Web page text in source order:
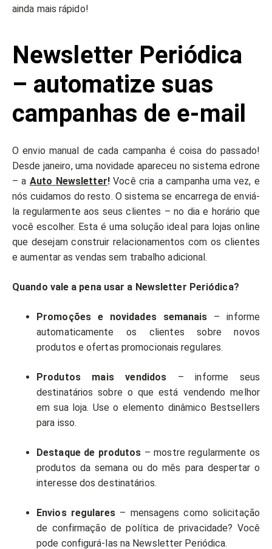
ainda mais rápido!
Newsletter Periódica
– automatize suas
campanhas de e-mail
O envio manual de cada campanha é coisa do passado!
Desde janeiro, uma novidade apareceu no sistema edrone
– a Auto Newsletter!Você cria a campanha uma vez, e
nós cuidamos do resto. O sistema se encarrega de enviá-
la regularmente aos seus clientes – no dia e horário que
você escolher. Esta é uma solução ideal para lojas online
que desejam construir relacionamentos com os clientes
e aumentar as vendas sem trabalho adicional.
Quando vale a pena usar a Newsletter Periódica?
Promoções e novidades semanais – informe
automaticamente os clientes sobre novos
produtos e ofertas promocionais regulares.
Produtos mais vendidos – informe seus
destinatários sobre o que está vendendo melhor
em sua loja. Use o elemento dinâmico Bestsellers
para isso.
Destaque de produtos – mostre regularmente os
produtos da semana ou do mês para despertar o
interesse dos destinatários.
Envios regulares – mensagens como solicitação
de confirmação de política de privacidade? Você
pode configurá-las na Newsletter Periódica.